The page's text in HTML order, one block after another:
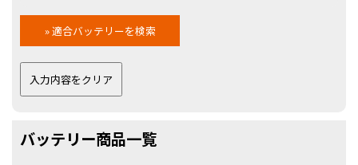
バッテリー商品一覧